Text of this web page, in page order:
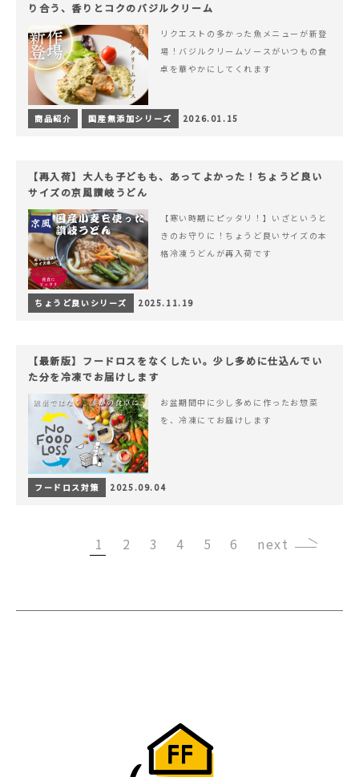
り合う、香りとコクのバジルクリーム
リクエストの多かった魚メニューが新登
場！バジルクリームソースがいつもの食
卓を華やかにしてくれます
商品紹介 国産無添加シリーズ 2026.01.15
【再入荷】大人も子どもも、あってよかった！ちょうど良い
サイズの京風讃岐うどん
【寒い時期にピッタリ！】いざというと
きのお守りに！ちょうど良いサイズの本
格冷凍うどんが再入荷です
ちょうど良いシリーズ 2025.11.19
【最新版】フードロスをなくしたい。少し多めに仕込んでい
た分を冷凍でお届けします
お盆期間中に少し多めに作ったお惣菜
を、冷凍にてお届けします
フードロス対策 2025.09.04
1 2 3 4 5 6 ›